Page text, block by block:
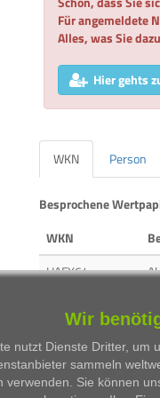
Für angemeldete
Alles, was Sie
Hier gehts
WKN Person
Besprochene
WKN
HAFX64
A0MVLS
Wir
nutzt Dienste Dritter, um
sammeln
verwenden. Sie können